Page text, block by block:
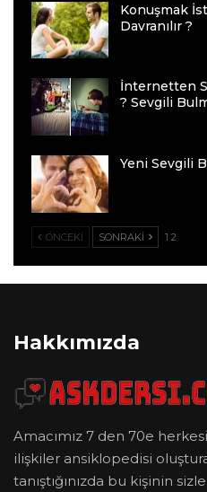
Konuşmak
Davranılır ?
İnternetten
? Sevgili
Yeni Sevgili
ÖNCEKI SONRAKI 1 2
Hakkımızda
Amacımız 7 den 70e
ilişkiler ansiklopedisi
tanıştığınızda bu kişinin